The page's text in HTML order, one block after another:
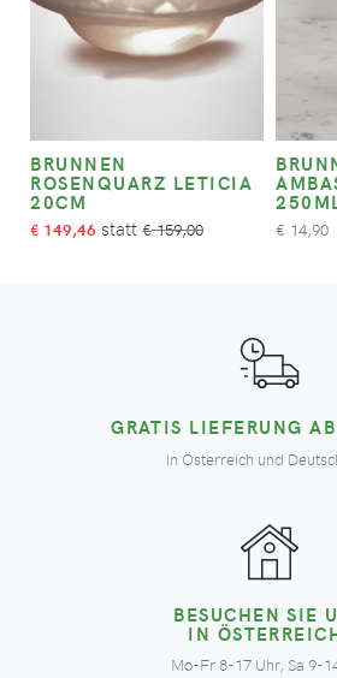
BRUNNEN
ROSENQUARZ LETICIA
20CM
€ 149,46 €159,00 € 14,90
GRATIS LIEFERUNG
in Österreich und
BESUCHEN SIE
IN
Mo-Fr 8-17 Uhr, Sa 9-